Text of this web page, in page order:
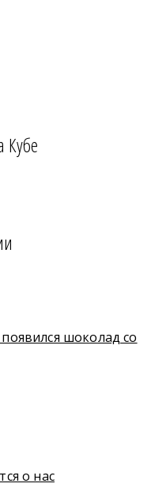
Кубе
шоколад со
о нас